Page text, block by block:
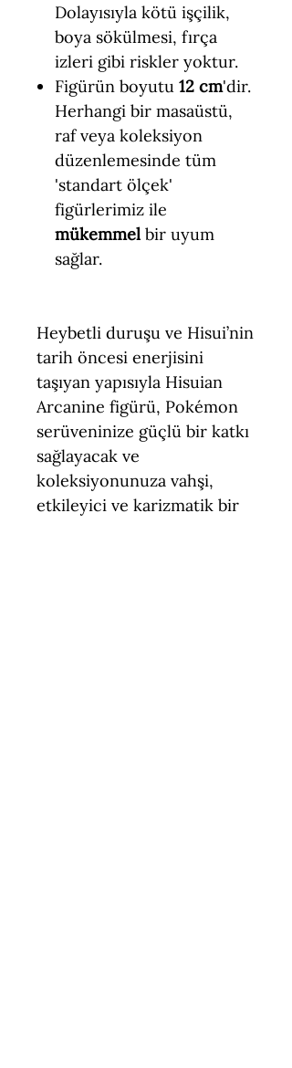
Dolayısıyla kötü işçilik,
boya sökülmesi, fırça
izleri gibi riskler yoktur.
Figürün boyutu 12 cm'dir.
Herhangi bir masaüstü,
raf veya koleksiyon
düzenlemesinde tüm
'standart ölçek'
figürlerimiz ile
mükemmel bir uyum
sağlar.
Heybetli duruşu ve Hisui’nin
tarih öncesi enerjisini
taşıyan yapısıyla Hisuian
Arcanine figürü, Pokémon
serüveninize güçlü bir katkı
sağlayacak ve
koleksiyonunuza vahşi,
etkileyici ve karizmatik bir